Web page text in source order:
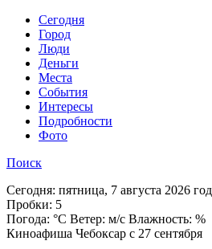
Cегодня
Город
Люди
Деньги
Места
События
Интересы
Подробности
Фото
Поиск
Сегодня: пятница, 7 августа 2026
Пробки: 5
Погода: °C Ветер: м/с Влажность: %
Киноафиша Чебоксар с 27 сентября